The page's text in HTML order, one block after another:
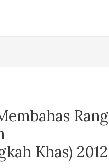
Rang
Khas) 2012